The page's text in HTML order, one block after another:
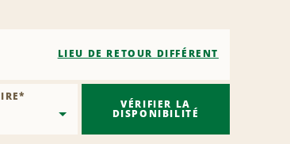
LIEU DE RETOUR DIFFÉRENT
*
VÉRIFIER LA
DISPONIBILITÉ